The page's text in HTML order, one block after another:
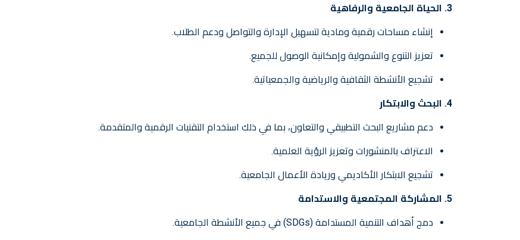
3. الحياة الجامعية والرفاهية
إنشاء مساحات رقمية ومادية لتسهيل الإدارة والتواصل ودعم الطلاب.
تعزيز التنوع والشمولية وإمكانية الوصول للجميع.
تشجيع الأنشطة الثقافية والرياضية والجمعياتية.
4. البحث والابتكار
دعم مشاريع البحث التطبيقي والتعاون، بما في ذلك استخدام التقنيات الرقمية والمتقدمة.
الاعتراف بالمنشورات وتعزيز الرؤية العلمية.
تشجيع الابتكار الأكاديمي وريادة الأعمال الجامعية.
5. المشاركة المجتمعية والاستدامة
دمج أهداف التنمية المستدامة (SDGs) في جميع الأنشطة الجامعية.